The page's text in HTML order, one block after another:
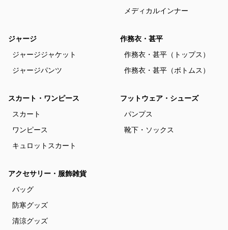
メディカルインナー
ジャージ
ジャージジャケット
ジャージパンツ
作務衣・甚平
作務衣・甚平（トップス）
作務衣・甚平（ボトムス）
スカート・ワンピース
スカート
ワンピース
キュロットスカート
フットウェア・シューズ
パンプス
靴下・ソックス
アクセサリー・服飾雑貨
バッグ
防寒グッズ
清涼グッズ